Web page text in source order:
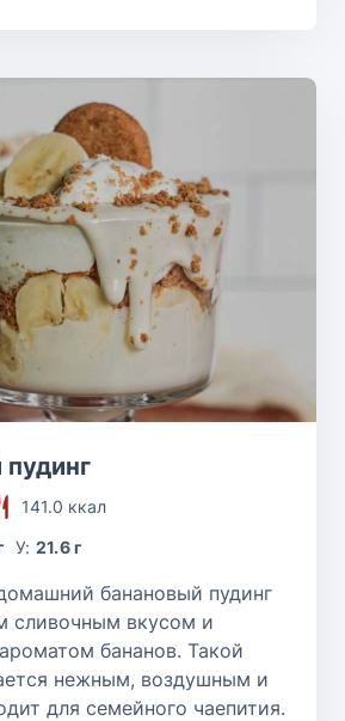
141.0 ккал
У: 21.6 г
банановый пудинг
сливочным вкусом и
бананов. Такой
нежным, воздушным и
для семейного чаепития.